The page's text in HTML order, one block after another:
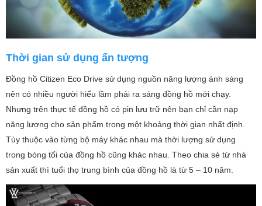
Thời gian sử dụng ấn tượng
Đồng hồ Citizen Eco Drive sử dụng nguồn năng lượng ánh sáng
nên có nhiều người hiểu lầm phải ra sáng đồng hồ mới chạy.
Nhưng trên thực tế đồng hồ có pin lưu trữ nên bạn chỉ cần nạp
năng lượng cho sản phẩm trong một khoảng thời gian nhất định.
Tùy thuộc vào từng bộ máy khác nhau mà thời lượng sử dụng
trong bóng tối của đồng hồ cũng khác nhau. Theo chia sẻ từ nhà
sản xuất thì tuổi thọ trung bình của đồng hồ là từ 5 – 10 năm.